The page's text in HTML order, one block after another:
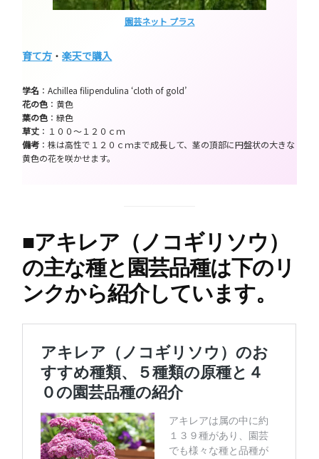
園芸ネット プラス
育て方 ・楽天で購入
学名 ：Achillea filipendulina ‘cloth of gold’
花の色 ：黄色
葉の色 ：緑色
草丈 ：１００～１２０ｃｍ
備考 ：株は高性で１２０ｃｍまで成長して、茎の頂部に円盤状の大きな
黄色の花を咲かせます。
■アキレア（ノコギリソウ）
の主な種と園芸品種は下のリ
ンクから紹介しています。